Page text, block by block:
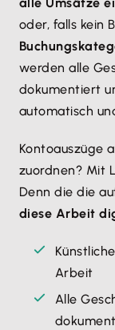
Kontostand ist
abrufbar. Nach
automatisch
automatisierte
ein Minimum
Automatische
Mit jeder
Rücklagen auf
Anteil festlegen
bestens
oder, falls kein
werden alle
dokumentiert
automatisch
Kontoauszüge
zuordnen? Mit
Denn die die
diese Arbeit
Arbeit
Alle